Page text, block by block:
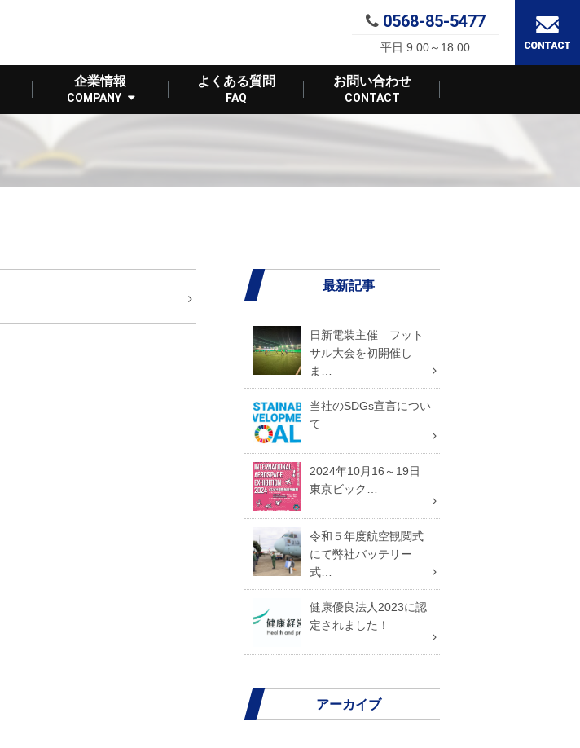
0568-85-5477
平日 9:00～18:00
企業情報
COMPANY
よくある質問
FAQ
お問い合わせ
CONTACT
最新記事
日新電装主催 フット
サル大会を初開催し
ま…
当社のSDGs宣言につい
て
2024年10月16～19日
東京ビック…
令和５年度航空観閲式
にて弊社バッテリー
式…
健康優良法人2023に認
定されました！
アーカイブ